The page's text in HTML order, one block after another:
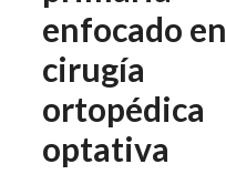
enfocado en
cirugía
ortopédica
optativa